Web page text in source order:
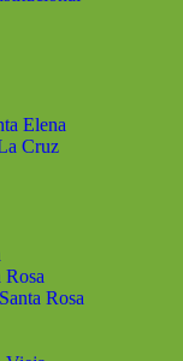
Elena
Cruz
Rosa
Rosa